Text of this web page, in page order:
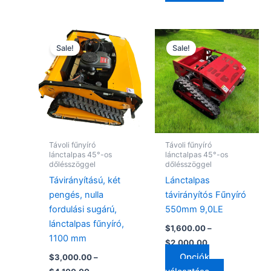
Sale!
Távoli fűnyíró
lánctalpas 45°-os
dőlésszöggel
Távirányítású, két
pengés, nulla
fordulási sugárú,
lánctalpas fűnyíró,
1100 mm
$3,000.00 –
Ártartomány:
$3,000.00
-
$4,100.00
Ennek
a
terméknek
több
variációja
van.
A
a
termékoldalon
választhatók
Sale!
Távoli fűnyíró
lánctalpas 45°-os
dőlésszöggel
Lánctalpas
távirányítós Fűnyíró
550mm 9,0LE
$1,600.00 –
$2,000.00
Ártartomány:
$1,600.00
-
$2,000.00
Opciók
Ennek
a
terméknek
több
variációja
van.
A
a
ki